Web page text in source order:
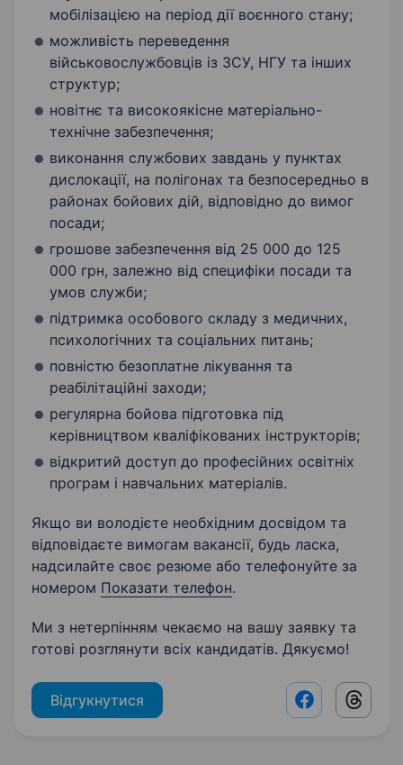
мобілізацією на період дії воєнного стану;
можливість переведення
військовослужбовців із ЗСУ, НГУ та інших
структур;
новітнє та високоякісне матеріально-
технічне забезпечення;
виконання службових завдань у пунктах
дислокації, на полігонах та безпосередньо в
районах бойових дій, відповідно до вимог
посади;
грошове забезпечення від 25 000 до 125
000 грн, залежно від специфіки посади та
умов служби;
підтримка особового складу з медичних,
психологічних та соціальних питань;
повністю безоплатне лікування та
реабілітаційні заходи;
регулярна бойова підготовка під
керівництвом кваліфікованих інструкторів;
відкритий доступ до професійних освітніх
програм і навчальних матеріалів.
Якщо ви володієте необхідним досвідом та
відповідаєте вимогам вакансії, будь ласка,
надсилайте своє резюме або телефонуйте за
номером Показати телефон.
Ми з нетерпінням чекаємо на вашу заявку та
готові розглянути всіх кандидатів. Дякуємо!
Відгукнутися Facebook